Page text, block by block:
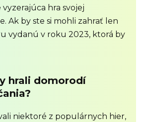
vyzerajúca hra svojej
Ak by ste si mohli zahrať len
vydanú v roku 2023, ktorá by
hrali domorodí
niektoré z populárnych hier,